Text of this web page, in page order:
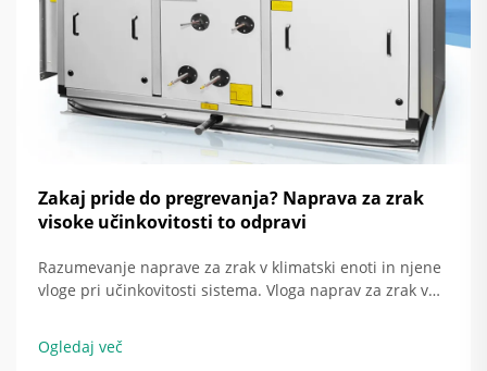
Zakaj pride do pregrevanja? Naprava za zrak
visoke učinkovitosti to odpravi
Razumevanje naprave za zrak v klimatski enoti in njene
vloge pri učinkovitosti sistema. Vloga naprav za zrak v
temeljito tisto, kar zagotavlja razporeditev hladnega ali
toplega zraka po celotni stavbi. Ko potiska zrak...
Ogledaj več